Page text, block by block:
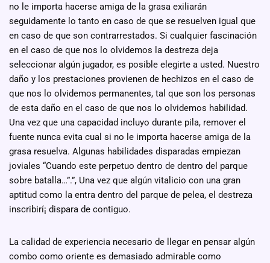
no le importa hacerse amiga de la grasa exiliarán
seguidamente lo tanto en caso de que se resuelven igual que
en caso de que son contrarrestados. Si cualquier fascinación
en el caso de que nos lo olvidemos la destreza deja
seleccionar algún jugador, es posible elegirte a usted. Nuestro
daño y los prestaciones provienen de hechizos en el caso de
que nos lo olvidemos permanentes, tal que son los personas
de esta daño en el caso de que nos lo olvidemos habilidad.
Una vez que una capacidad incluyo durante pila, remover el
fuente nunca evita cual si no le importa hacerse amiga de la
grasa resuelva. Algunas habilidades disparadas empiezan
joviales “Cuando este perpetuo dentro de dentro del parque
sobre batalla…”.”, Una vez que algún vitalicio con una gran
aptitud como la entra dentro del parque de pelea, el destreza
inscribirí¡ dispara de contiguo.
La calidad de experiencia necesario de llegar en pensar algún
combo como oriente es demasiado admirable como